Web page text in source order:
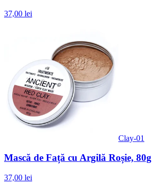
37,00 lei
Clay-01
Mască de Față cu Argilă Roșie, 80g
37,00 lei